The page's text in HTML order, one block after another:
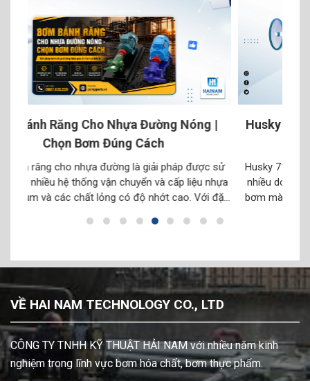
đặc
Husky 716 Dùng Cho Ngành Nào? Các Ứng
Dụng Phổ Biến
Husky 716 dùng cho ngành nào? Đây là câu hỏi được
nhiều doanh nghiệp quan tâm khi tìm kiếm một dòng
bơm màng khí nén phục vụ sản xuất công nghiệp. Với
thể đáp ứng nhiều loại chất lỏng khi lựa chọn […]
VỀ HAI NAM TECHNOLOGY CO., LTD
CÔNG TY TNHH KỸ THUẬT HẢI NAM với nhiều năm kinh
nghiệm trong lĩnh vực bơm hóa chất, bơm thực phẩm.